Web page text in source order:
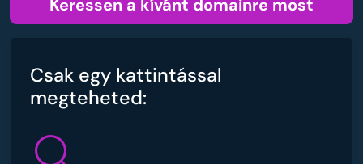
Keressen a kívánt domainre most
Csak egy kattintással
megteheted: